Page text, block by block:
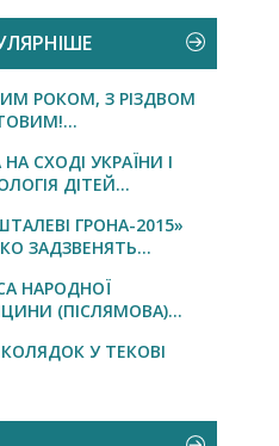
РОКОМ, З РІЗДВОМ
НА СХОДІ УКРАЇНИ І
ДІТЕЙ...
ГРОНА-2015»
ЗАДЗВЕНЯТЬ...
НАРОДНОЇ
(ПІСЛЯМОВА)...
КОЛЯДОК У ТЕКОВІ